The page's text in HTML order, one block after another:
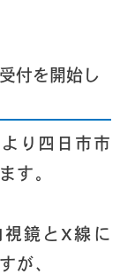
付を開始し
り四日市市
す。
鏡とX線に
が、